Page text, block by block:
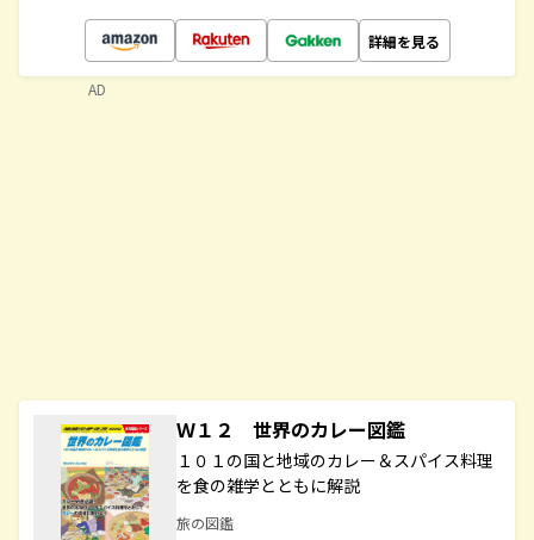
詳細を見る
Ｗ１２ 世界のカレー図鑑
１０１の国と地域のカレー＆スパイス料理
を食の雑学とともに解説
旅の図鑑
AD